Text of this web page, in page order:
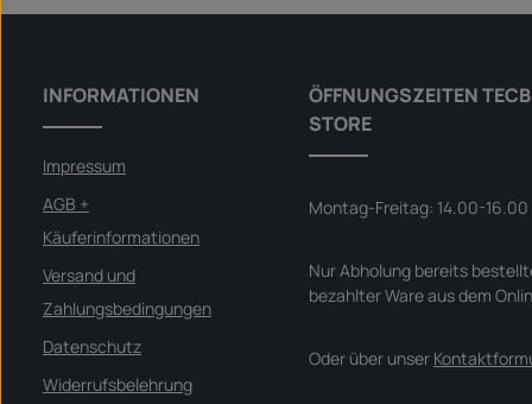
e
b
a
,
i
e
e
r
z
e
t
:
S
o
o
r
v
INFORMATIONEN
Impressum
AGB +
Käuferinformationen
Versand und
Zahlungsbedingungen
Datenschutz
Widerrufsbelehrung
ÖFFNUNGSZEITEN
STORE
Montag-Freitag: 14.00-16.00
Nur Abholung bereits
bezahlter Ware aus dem
Oder über unser